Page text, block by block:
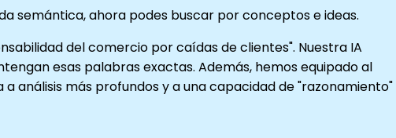
semántica, ahora podes buscar por conceptos e ideas.
del comercio por caídas de clientes". Nuestra IA
esas palabras exactas. Además, hemos equipado al
más profundos y a una capacidad de "razonamiento"